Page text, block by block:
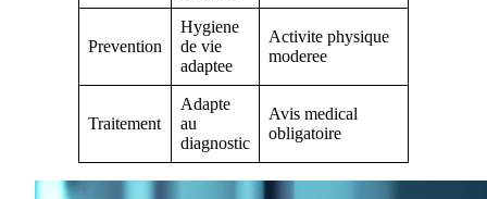
Prevention
Hygiene
de vie
adaptee
Activite physique
moderee
Traitement
Adapte
au
diagnostic
Avis medical
obligatoire